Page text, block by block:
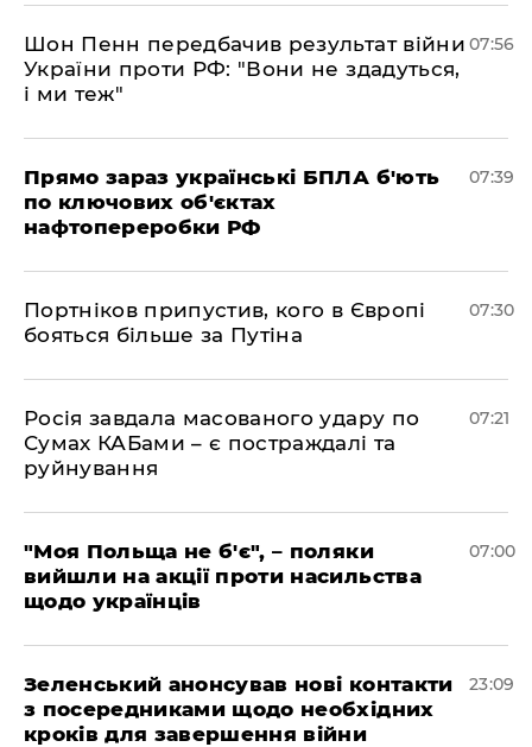
Шон Пенн передбачив результат війни
України проти РФ: "Вони не здадуться,
і ми теж"
07:56
Прямо зараз українські БПЛА б'ють
по ключових об'єктах
нафтопереробки РФ
07:39
Портніков припустив, кого в Європі
бояться більше за Путіна
07:30
Росія завдала масованого удару по
Сумах КАБами – є постраждалі та
руйнування
07:21
"Моя Польща не б'є", – поляки
вийшли на акції проти насильства
щодо українців
07:00
Зеленський анонсував нові контакти
з посередниками щодо необхідних
кроків для завершення війни
23:09